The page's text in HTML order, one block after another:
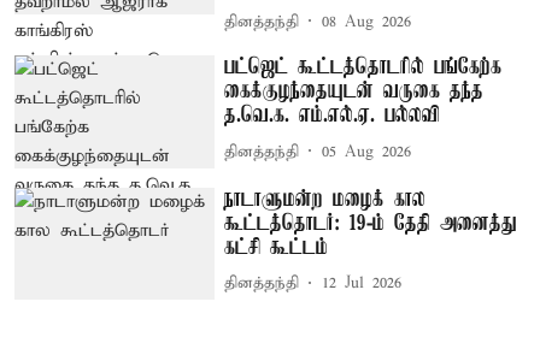
தினத்தந்தி 08 Aug 2026
பட்ஜெட் கூட்டத்தொடரில் பங்கேற்க
கைக்குழந்தையுடன் வருகை தந்த
த.வெ.க. எம்.எல்.ஏ. பல்லவி
தினத்தந்தி 05 Aug 2026
நாடாளுமன்ற மழைக் கால
கூட்டத்தொடர்: 19-ம் தேதி அனைத்து
கட்சி கூட்டம்
தினத்தந்தி 12 Jul 2026